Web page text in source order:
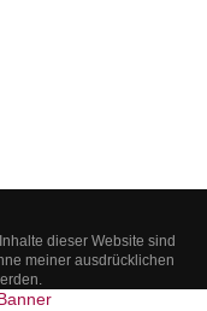
dieser Website sind
meiner ausdrücklichen